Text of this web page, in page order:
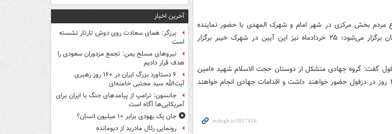
مردم بخش مرکزی در شهر امام و شهرک المهدی با حضور نماینده
ولی فقیه در استان خوزستان برگزار می‌شود؛ ۲۵ خردادماه نیز این آیین در شهرک خیبر برگزار
گفت: گروه جهادی متشکل از دوستان حجت الاسلام شهید «امین
عباس رشید» نیز به مدت ۲ روز در دزفول حضور خواهند داشت و اقدامات جهادی انجام خواهند
آخرین اخبار
برزگر: همای سعادت روی دوش تارتار نشسته
است
نیروهای مسلح یمن: تجمع مزدوران سعودی را
هدف قرار دادیم
۶ دستاورد بزرگ ایران در ۱۶۰ روز رهبری
آیت‌الله سید مجتبی خامنه‌ای
جانسون: ترامپ از پیامدهای جنگ با ایران برای
آمریکایی‌ها آگاه است
جان یک یهودی برابر ۱۰ میلیون انسان؟
رونمایی رئال مادرید از دیومانده